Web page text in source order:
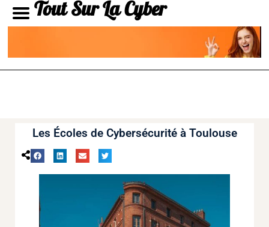
Tout Sur La Cyber
Les Écoles de Cybersécurité à Toulouse